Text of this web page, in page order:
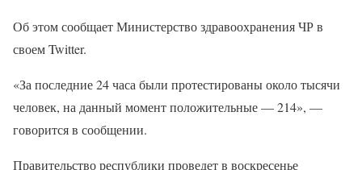
Об этом сообщает Министерство здравоохранения ЧР в
своем Twitter.
«За последние 24 часа были протестированы около тысячи
человек, на данный момент положительные — 214», —
говорится в сообщении.
Правительство республики проведет в воскресенье